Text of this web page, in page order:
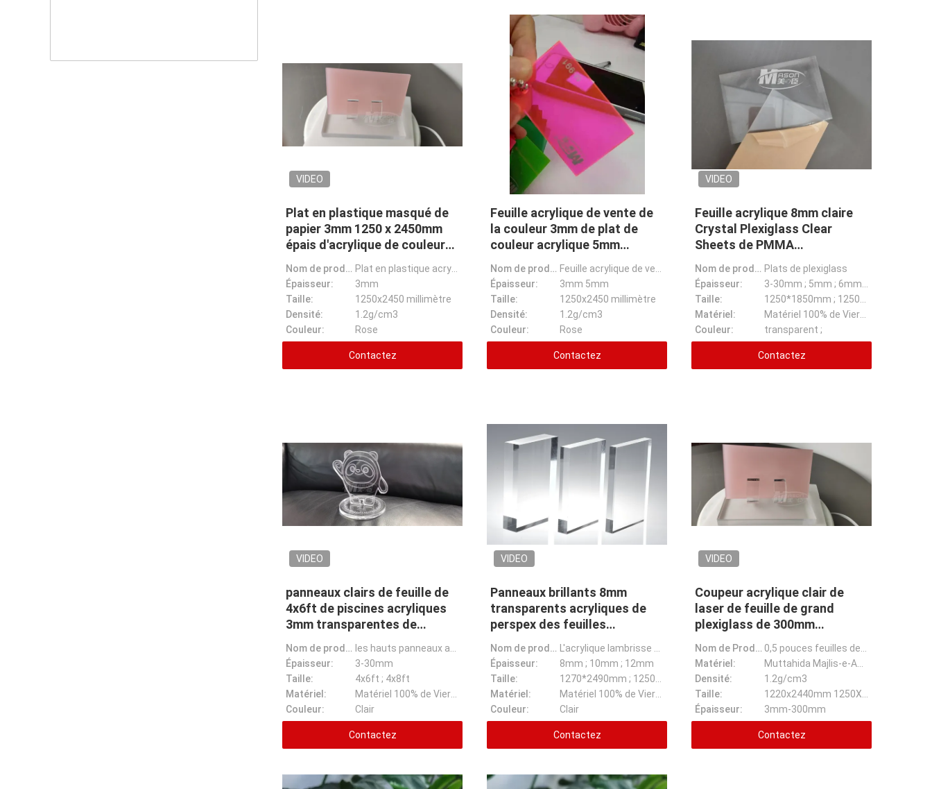
VIDEO
Plat en plastique masqué de
papier 3mm 1250 x 2450mm
épais d'acrylique de couleur
Nom de produit:
Épaisseur:
3mm
Taille:
1250x2450 millimètre
Densité:
1.2g/cm3
Couleur:
Rose
Contactez
Feuille acrylique de vente de
la couleur 3mm de plat de
couleur acrylique 5mm
Nom de produit:
Épaisseur:
3mm 5mm
Taille:
1250x2450 millimètre
Densité:
1.2g/cm3
Couleur:
Rose
Contactez
VIDEO
Feuille acrylique 8mm claire
Crystal Plexiglass Clear
Sheets de PMMA
Nom de produit: Plats de plexiglass
Épaisseur:
Taille:
Matériel:
Couleur:
transparent ;
Contactez
VIDEO
panneaux clairs de feuille de
4x6ft de piscines acryliques
3mm transparentes de
Nom de produit:
Épaisseur:
3-30mm
Taille:
4x6ft ; 4x8ft
Matériel:
Couleur:
Clair
Contactez
VIDEO
Panneaux brillants 8mm
transparents acryliques de
perspex des feuilles
de 10mm
Nom de produit:
Épaisseur:
8mm ; 10mm ; 12mm
Taille:
Matériel:
Couleur:
Clair
Contactez
VIDEO
Coupeur acrylique clair de
laser de feuille de grand
plexiglass de 300mm
Nom de Prodcuct:
Matériel:
Densité:
1.2g/cm3
Taille:
Épaisseur:
3mm-300mm
Contactez